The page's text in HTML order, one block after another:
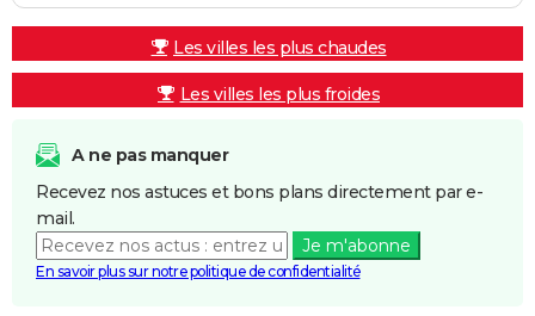
Les villes les plus chaudes
Les villes les plus froides
A ne pas manquer
Recevez nos astuces et bons plans directement par e-
mail.
Je m'abonne
En savoir plus sur notre politique de confidentialité